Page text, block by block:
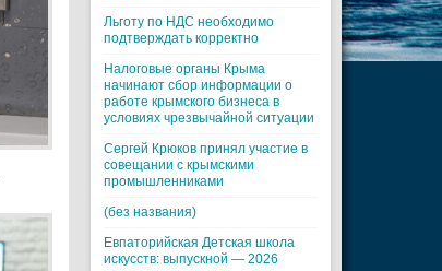
Льготу по НДС необходимо
подтверждать корректно
Налоговые органы Крыма
начинают сбор информации о
работе крымского бизнеса в
условиях чрезвычайной ситуации
Cергей Крюков принял участие в
совещании с крымскими
промышленниками
(без названия)
Евпаторийская Детская школа
искусств: выпускной — 2026